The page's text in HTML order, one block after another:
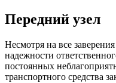
Передний узел
Несмотря на все
надежности
постоянных
транспортного средства